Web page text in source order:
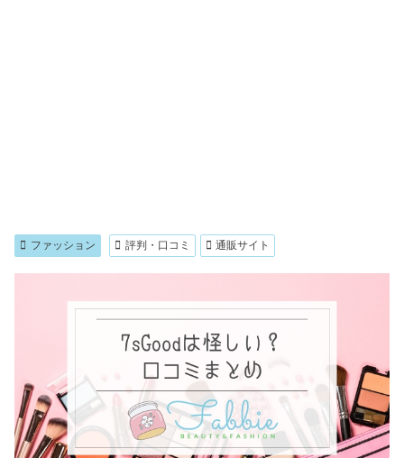
ファッション 評判・口コミ 通販サイト